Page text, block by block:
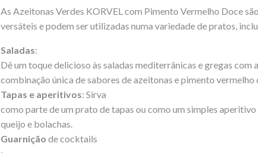
As Azeitonas Verdes KORVEL com Pimento Vermelho Doce são
versáteis e podem ser utilizadas numa variedade de pratos,
Saladas:
Dê um toque delicioso às saladas mediterrânicas e gregas com a
combinação única de sabores de azeitonas e pimento vermelho
Tapas e aperitivos: Sirva
como parte de um prato de tapas ou como um simples aperitivo
queijo e bolachas.
Guarnição de cocktails